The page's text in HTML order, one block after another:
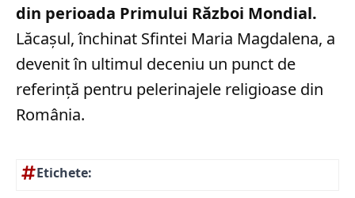
din perioada Primului Război Mondial.
Lăcașul, închinat Sfintei Maria Magdalena, a
devenit în ultimul deceniu un punct de
referință pentru pelerinajele religioase din
România.
Etichete: